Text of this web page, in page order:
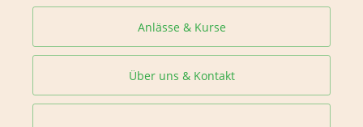
Anlässe & Kurse
Über uns & Kontakt